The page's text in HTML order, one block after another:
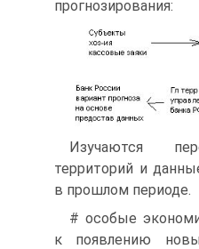
прогнозирования:
Изучаются
территорий и
в прошлом периоде.
# особые
к появлению